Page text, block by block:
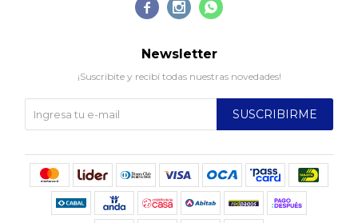
  
Newsletter
¡Suscribite y recibí todas nuestras novedades!
SUSCRIBIRME